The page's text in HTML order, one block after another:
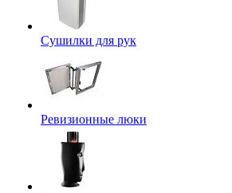
Сушилки для рук
Ревизионные люки